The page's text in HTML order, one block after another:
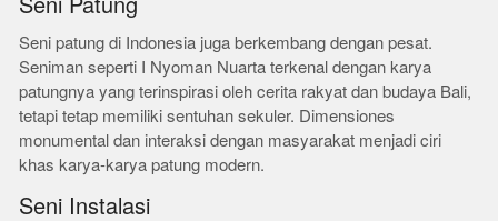
Seni Patung
Seni patung di Indonesia juga berkembang dengan pesat.
Seniman seperti I Nyoman Nuarta terkenal dengan karya
patungnya yang terinspirasi oleh cerita rakyat dan budaya Bali,
tetapi tetap memiliki sentuhan sekuler. Dimensiones
monumental dan interaksi dengan masyarakat menjadi ciri
khas karya-karya patung modern.
Seni Instalasi